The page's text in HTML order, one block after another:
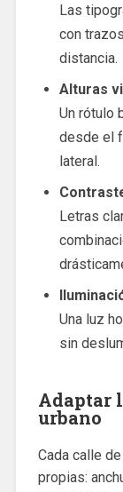
Las
con
distancia.
Alturas
Un rótulo
desde el
lateral.
Letras
Una luz
sin
Adaptar
urbano
Cada calle
propias: